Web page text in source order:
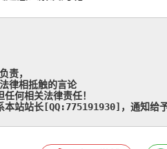
责，
律相抵触的言论
何相关法律责任！
站站长[QQ:775191930]，通知给